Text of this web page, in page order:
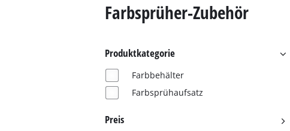
Farbsprüher-Zubehör
Produktkategorie
Farbbehälter
Farbsprühaufsatz
Preis